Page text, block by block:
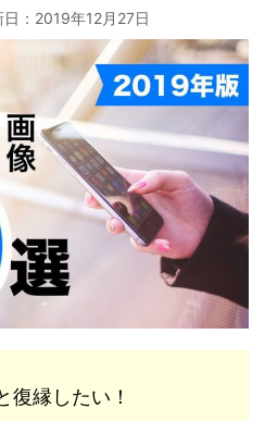
： 2019年12月27日
復縁したい！